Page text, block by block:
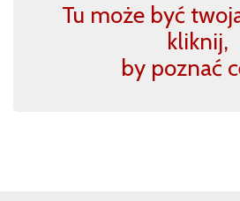
Tu może być
kliknij,
by poznać